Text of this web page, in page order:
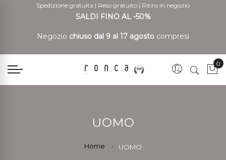
Spedizione gratuita | Reso gratuito | Ritiro in negozio
SALDI FINO AL -50%
Negozio chiuso dal 9 al 17 agosto compresi
0
UOMO
Home UOMO